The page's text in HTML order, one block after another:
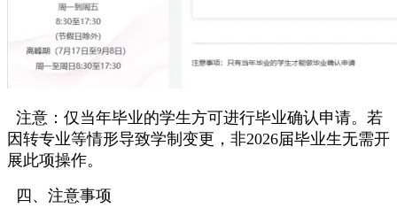
注意：仅当年毕业的学生方可进行毕业确认申请。若
因转专业等情形导致学制变更，非2026届毕业生无需开
展此项操作。
四、注意事项